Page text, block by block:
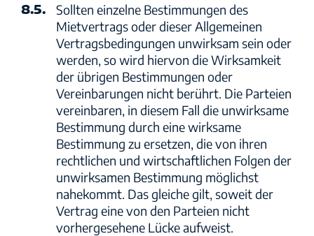
8.5.
Sollten einzelne Bestimmungen des
Mietvertrags oder dieser Allgemeinen
Vertragsbedingungen unwirksam sein oder
werden, so wird hiervon die Wirksamkeit
der übrigen Bestimmungen oder
Vereinbarungen nicht berührt. Die Parteien
vereinbaren, in diesem Fall die unwirksame
Bestimmung durch eine wirksame
Bestimmung zu ersetzen, die von ihren
rechtlichen und wirtschaftlichen Folgen der
unwirksamen Bestimmung möglichst
nahekommt. Das gleiche gilt, soweit der
Vertrag eine von den Parteien nicht
vorhergesehene Lücke aufweist.